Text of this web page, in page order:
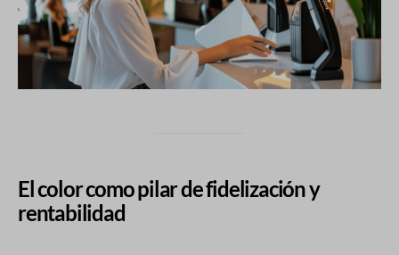
El color como pilar de fidelización y
rentabilidad